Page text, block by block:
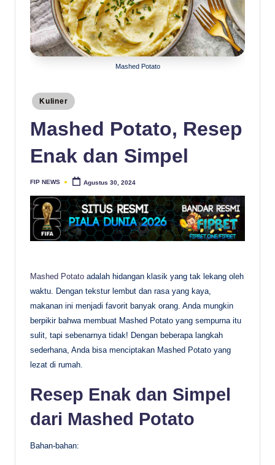
Mashed Potato
PostedKuliner
Mashed Potato, Resep
Enak dan Simpel
Posted
FIP NEWS Agustus 30, 2024
Mashed Potato adalah hidangan klasik yang tak lekang oleh
waktu. Dengan tekstur lembut dan rasa yang kaya,
makanan ini menjadi favorit banyak orang. Anda mungkin
berpikir bahwa membuat Mashed Potato yang sempurna itu
sulit, tapi sebenarnya tidak! Dengan beberapa langkah
sederhana, Anda bisa menciptakan Mashed Potato yang
lezat di rumah.
Resep Enak dan Simpel
dari Mashed Potato
Bahan-bahan: